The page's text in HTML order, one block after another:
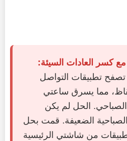
كسر العادات السيئة:
تطبيقات التواصل
مما يسرق ساعتي
الصباحي. الحل لم يكن
الضعيفة. قمت بحل
من شاشتي الرئيسية